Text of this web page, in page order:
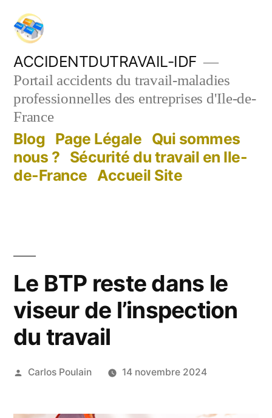
Aller
contenu
ACCIDENTDUTRAVAIL-IDF
Portail accidents du travail-maladies
professionnelles des entreprises d'Ile-de-
France
Blog Page Légale Qui sommes
nous ? Sécurité du travail en Ile-
de-France Accueil Site
Le BTP reste dans le
viseur de l’inspection
du travail
Publié
Carlos Poulain 14 novembre 2024